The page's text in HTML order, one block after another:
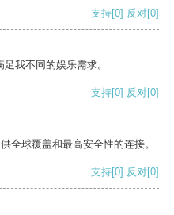
支持[0] 反对[0]
我不同的娱乐需求。
支持[0] 反对[0]
全球覆盖和最高安全性的连接。
支持[0] 反对[0]